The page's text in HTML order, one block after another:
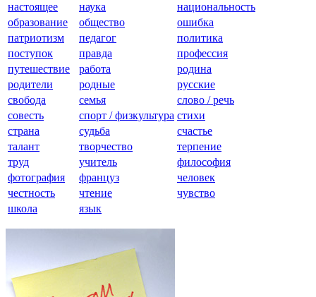
настоящее
наука
национальность
образование
общество
ошибка
патриотизм
педагог
политика
поступок
правда
профессия
путешествие
работа
родина
родители
родные
русские
свобода
семья
слово / речь
совесть
спорт / физкультура стихи
страна
судьба
счастье
талант
творчество
терпение
труд
учитель
философия
фотография
француз
человек
честность
чтение
чувство
школа
язык